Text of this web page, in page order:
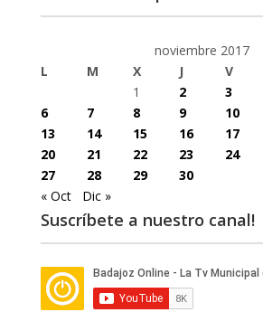
noviembre 2017
L
M X J V
1
2 3
6
7 8 9 10
13
14 15 16 17
20
21 22 23 24
27
28 29
30
« Oct
Dic »
Suscríbete a nuestro canal!